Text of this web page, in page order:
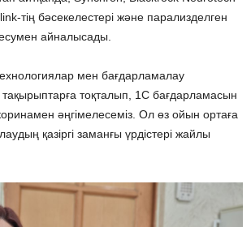
тің бәсекелестері және парализделген
айналысады.
мен бағдарламалау
тақырыптарға тоқталып, 1С бағдарламасын
әңгімелесеміз. Ол өз ойын ортаға
қазіргі заманғы үрдістері жайлы